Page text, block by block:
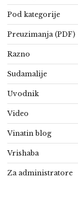
Pod kategorije
Preuzimanja (PDF)
Razno
Sudamalije
Uvodnik
Video
Vinatin blog
Vrishaba
Za administratore